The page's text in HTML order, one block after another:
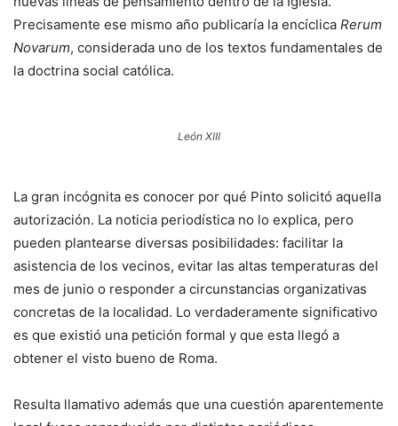
Precisamente ese mismo año publicaría la encíclica Rerum
Novarum, considerada uno de los textos fundamentales de
la doctrina social católica.
León XIII
La gran incógnita es conocer por qué Pinto solicitó aquella
autorización. La noticia periodística no lo explica, pero
pueden plantearse diversas posibilidades: facilitar la
asistencia de los vecinos, evitar las altas temperaturas del
mes de junio o responder a circunstancias organizativas
concretas de la localidad. Lo verdaderamente significativo
es que existió una petición formal y que esta llegó a
obtener el visto bueno de Roma.
Resulta llamativo además que una cuestión aparentemente